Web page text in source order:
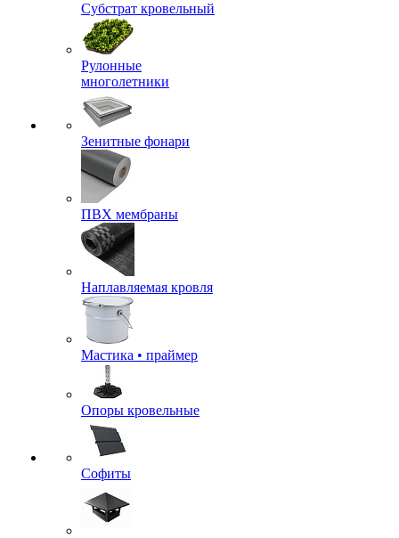
Субстрат кровельный
Рулонные
многолетники
Зенитные фонари
ПВХ мембраны
Наплавляемая кровля
Мастика • праймер
Опоры кровельные
Софиты